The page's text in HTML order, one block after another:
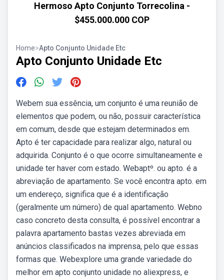
Hermoso Apto Conjunto Torrecolina -
$455.000.000 COP
Home>Apto Conjunto Unidade Etc
Apto Conjunto Unidade Etc
Webem sua essência, um conjunto é uma reunião de
elementos que podem, ou não, possuir característica
em comum, desde que estejam determinados em.
Apto é ter capacidade para realizar algo, natural ou
adquirida. Conjunto é o que ocorre simultaneamente e
unidade ter haver com estado. Webaptº. ou apto. é a
abreviação de apartamento. Se você encontra apto. em
um endereço, significa que é a identificação
(geralmente um número) de qual apartamento. Webno
caso concreto desta consulta, é possível encontrar a
palavra apartamento bastas vezes abreviada em
anúncios classificados na imprensa, pelo que essas
formas que. Webexplore uma grande variedade do
melhor em apto conjunto unidade no aliexpress, e